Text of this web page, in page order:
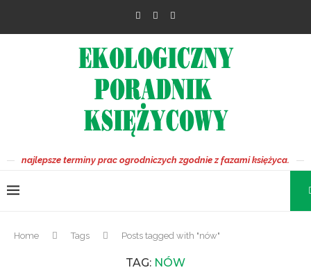
najlepsze terminy prac ogrodniczych zgodnie z fazami księżyca.
Home Tags Posts tagged with "nów"
TAG: NÓW